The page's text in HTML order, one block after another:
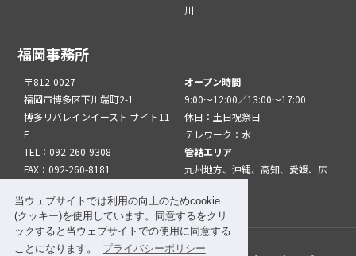
当ウェブサイトでは利用の向上のためcookie
(クッキー)を使用しています。同意するをクリ
ックすると当ウェブサイトでの使用に同意する
ことになります。
プライバシーポリシー
川
福岡事務所
〒812-0027
福岡市博多区下川端町2-1
博多リバレインイースト サイト11
F
TEL：092-260-9308
FAX：092-260-8181
オープン時間
9:00～12:00／13:00～17:00
休日：土日祝祭日
テレワーク：水
管轄エリア
九州地方、沖縄、高知、愛媛、広